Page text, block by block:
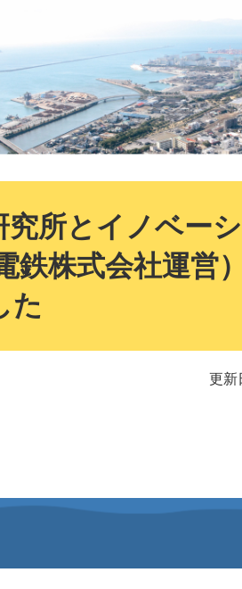
所とイノベー
鉄株式会社運営
た
更新